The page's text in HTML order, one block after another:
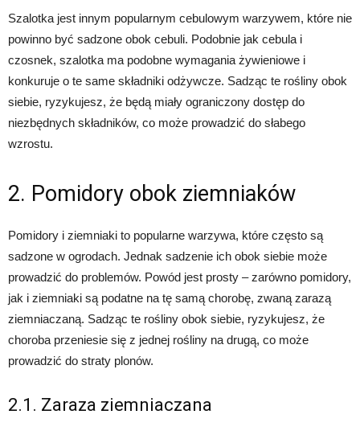
Szalotka jest innym popularnym cebulowym warzywem, które nie
powinno być sadzone obok cebuli. Podobnie jak cebula i
czosnek, szalotka ma podobne wymagania żywieniowe i
konkuruje o te same składniki odżywcze. Sadząc te rośliny obok
siebie, ryzykujesz, że będą miały ograniczony dostęp do
niezbędnych składników, co może prowadzić do słabego
wzrostu.
2. Pomidory obok ziemniaków
Pomidory i ziemniaki to popularne warzywa, które często są
sadzone w ogrodach. Jednak sadzenie ich obok siebie może
prowadzić do problemów. Powód jest prosty – zarówno pomidory,
jak i ziemniaki są podatne na tę samą chorobę, zwaną zarazą
ziemniaczaną. Sadząc te rośliny obok siebie, ryzykujesz, że
choroba przeniesie się z jednej rośliny na drugą, co może
prowadzić do straty plonów.
2.1. Zaraza ziemniaczana